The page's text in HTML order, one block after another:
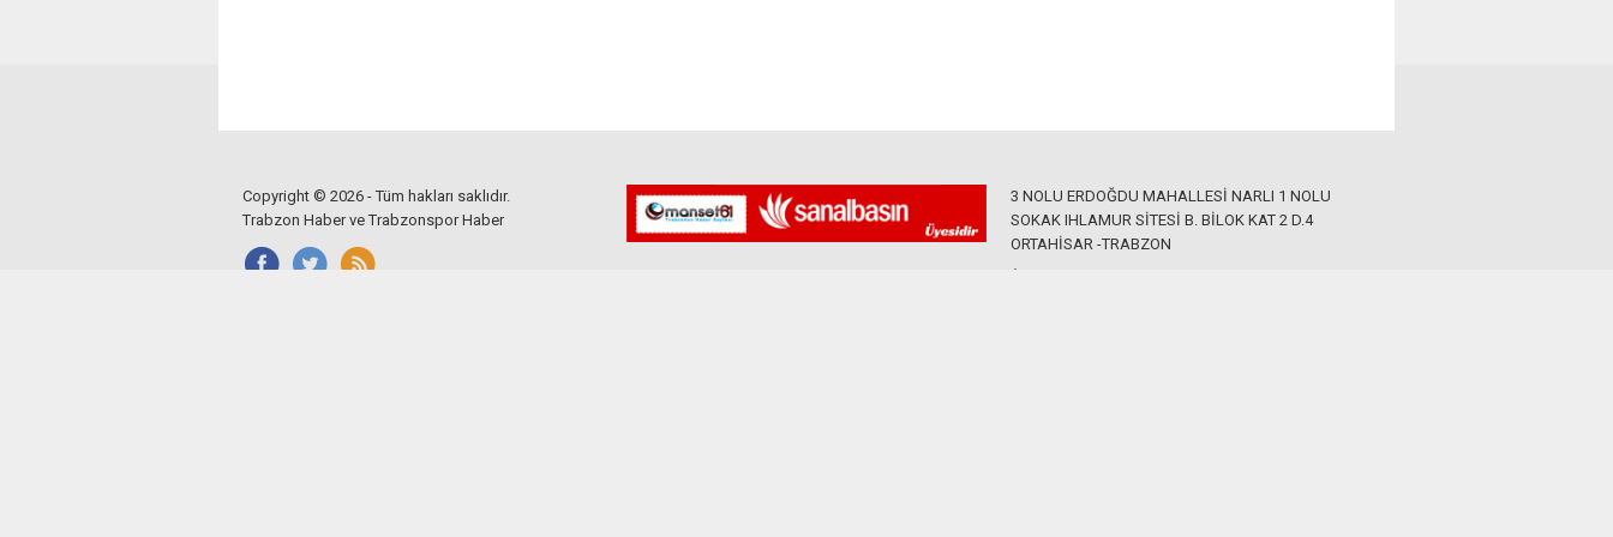
Copyright © 2026 - Tüm hakları saklıdır.
Trabzon Haber ve Trabzonspor Haber
3 NOLU ERDOĞDU MAHALLESİ NARLI 1 NOLU
SOKAK IHLAMUR SİTESİ B. BİLOK KAT 2 D.4
ORTAHİSAR -TRABZON